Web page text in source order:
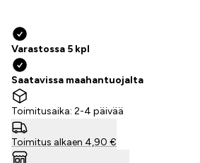
Varastossa 5 kpl
Saatavissa maahantuojalta
Toimitusaika: 2-4 päivää
Toimitus alkaen 4,90 €